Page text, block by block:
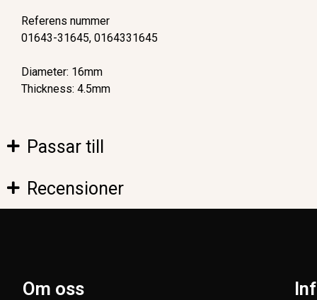
Referens nummer
01643-31645, 0164331645
Diameter: 16mm
Thickness: 4.5mm
Passar till
Recensioner
Om oss